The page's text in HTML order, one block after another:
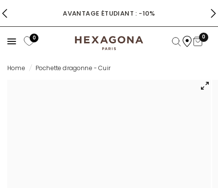
AVANTAGE ÉTUDIANT : -10%
0 0
Home / Pochette dragonne - Cuir